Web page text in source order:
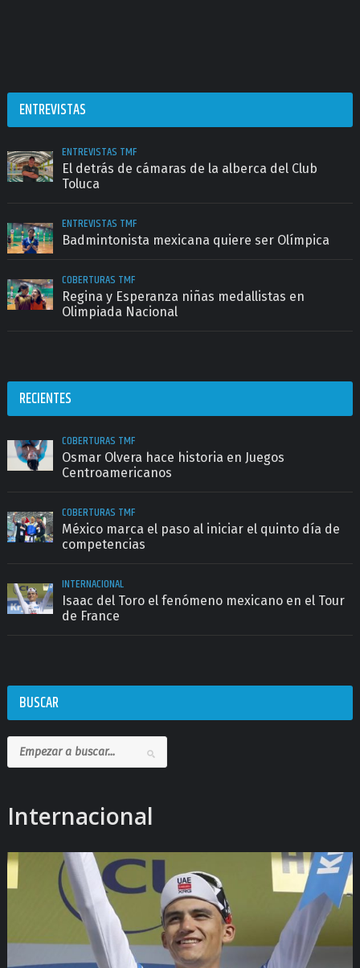
ENTREVISTAS
ENTREVISTAS TMF
El detrás de cámaras de la alberca del Club
Toluca
ENTREVISTAS TMF
Badmintonista mexicana quiere ser Olímpica
COBERTURAS TMF
Regina y Esperanza niñas medallistas en
Olimpiada Nacional
RECIENTES
COBERTURAS TMF
Osmar Olvera hace historia en Juegos
Centroamericanos
COBERTURAS TMF
México marca el paso al iniciar el quinto día de
competencias
INTERNACIONAL
Isaac del Toro el fenómeno mexicano en el Tour
de France
BUSCAR
Internacional